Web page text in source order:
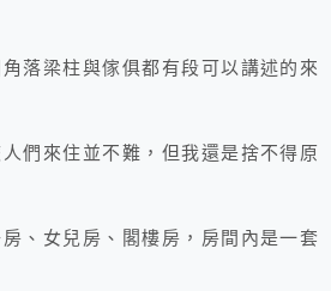
落梁柱與傢俱都有段可以講述的來
人們來住並不難，但我還是捨不得原
、女兒房、閣樓房，房間內是一套